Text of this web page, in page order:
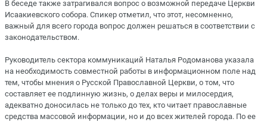
В беседе также затрагивался вопрос о возможной передаче Церкви
Исаакиевского собора. Спикер отметил, что этот, несомненно,
важный для всего города вопрос должен решаться в соответствии с
законодательством.
Руководитель сектора коммуникаций Наталья Родоманова указала
на необходимость совместной работы в информационном поле над
тем, чтобы мнения о Русской Православной Церкви, о том, что
составляет ее подлинную жизнь, о делах веры и милосердия,
адекватно доносилась не только до тех, кто читает православные
средства массовой информации, но и до всех жителей города. По ее